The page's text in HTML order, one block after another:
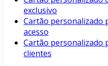
exclusivo
Cartão personalizado
acesso
Cartão personalizado
clientes